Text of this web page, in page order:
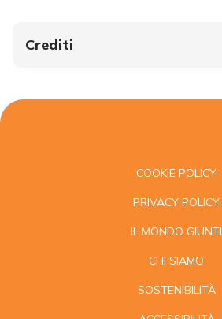
Crediti
COOKIE POLICY
PRIVACY POLICY
IL MONDO GIUNTI
CHI SIAMO
SOSTENIBILITÀ